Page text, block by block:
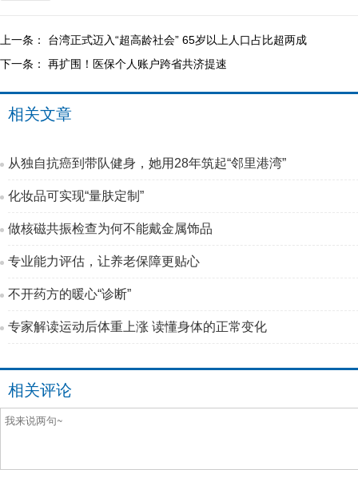
上一条： 台湾正式迈入“超高龄社会” 65岁以上人口占比超两成
下一条： 再扩围！医保个人账户跨省共济提速
相关文章
从独自抗癌到带队健身，她用28年筑起“邻里港湾”
化妆品可实现“量肤定制”
做核磁共振检查为何不能戴金属饰品
专业能力评估，让养老保障更贴心
不开药方的暖心“诊断”
专家解读运动后体重上涨 读懂身体的正常变化
相关评论